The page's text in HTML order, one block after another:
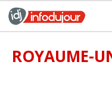
Aller
au
ROYAUME-